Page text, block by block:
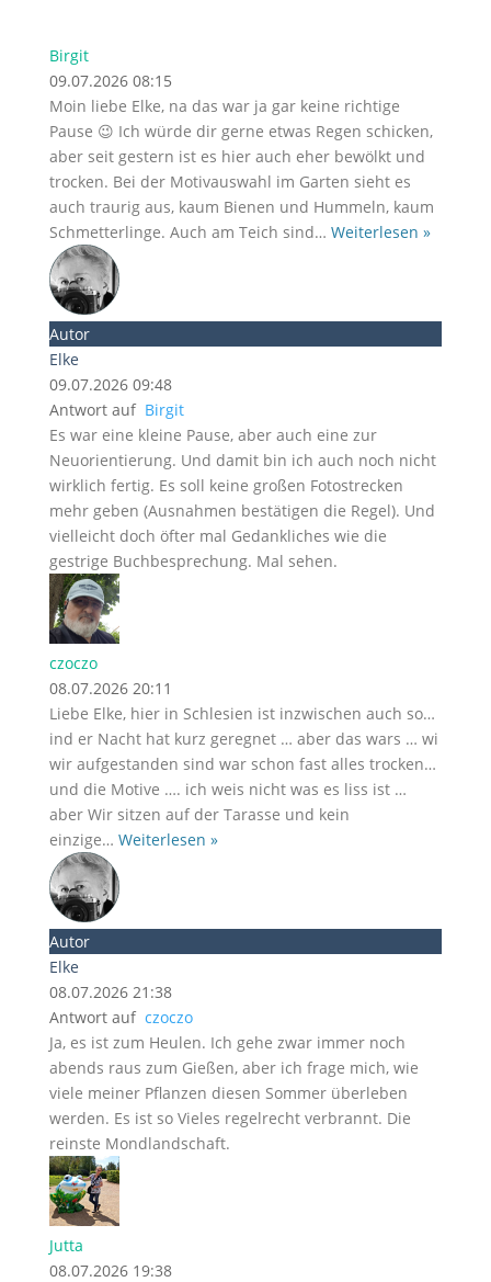
Birgit
09.07.2026 08:15
Moin liebe Elke, na das war ja gar keine richtige
Pause 😉 Ich würde dir gerne etwas Regen schicken,
aber seit gestern ist es hier auch eher bewölkt und
trocken. Bei der Motivauswahl im Garten sieht es
auch traurig aus, kaum Bienen und Hummeln, kaum
Schmetterlinge. Auch am Teich sind… Weiterlesen »
Autor
Elke
09.07.2026 09:48
Antwort auf Birgit
Es war eine kleine Pause, aber auch eine zur
Neuorientierung. Und damit bin ich auch noch nicht
wirklich fertig. Es soll keine großen Fotostrecken
mehr geben (Ausnahmen bestätigen die Regel). Und
vielleicht doch öfter mal Gedankliches wie die
gestrige Buchbesprechung. Mal sehen.
czoczo
08.07.2026 20:11
Liebe Elke, hier in Schlesien ist inzwischen auch so…
ind er Nacht hat kurz geregnet … aber das wars … wi
wir aufgestanden sind war schon fast alles trocken…
und die Motive …. ich weis nicht was es liss ist …
aber Wir sitzen auf der Tarasse und kein
einzige… Weiterlesen »
Autor
Elke
08.07.2026 21:38
Antwort auf czoczo
Ja, es ist zum Heulen. Ich gehe zwar immer noch
abends raus zum Gießen, aber ich frage mich, wie
viele meiner Pflanzen diesen Sommer überleben
werden. Es ist so Vieles regelrecht verbrannt. Die
reinste Mondlandschaft.
Jutta
08.07.2026 19:38